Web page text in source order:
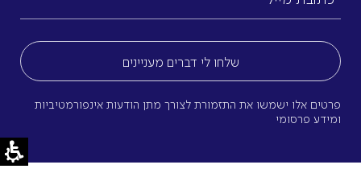
מייל
פרטים אלו ישמשו את התזמורת לצורך מתן הודעות אינפורמטיביות
ומידע פרסומי